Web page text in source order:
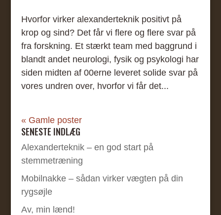
Hvorfor virker alexanderteknik positivt på
krop og sind? Det får vi flere og flere svar på
fra forskning. Et stærkt team med baggrund i
blandt andet neurologi, fysik og psykologi har
siden midten af 00erne leveret solide svar på
vores undren over, hvorfor vi får det...
« Gamle poster
SENESTE INDLÆG
Alexanderteknik – en god start på
stemmetræning
Mobilnakke – sådan virker vægten på din
rygsøjle
Av, min lænd!